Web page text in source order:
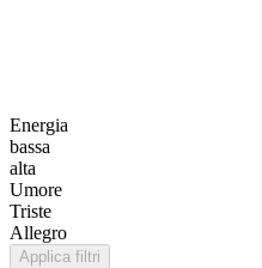
Energia
bassa
alta
Umore
Triste
Allegro
Applica filtri